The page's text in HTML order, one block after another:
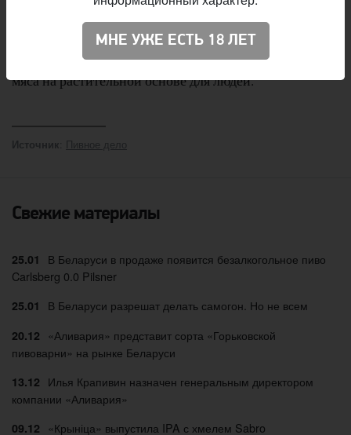
использует в пивоварении, идёт на корм для скота. Но
в AB InBev утверждают, что нашли потенциального
партнёра для преобразования остатков на заменитель
мяса на растительной основе для людей.
Источник Пивное дело
Свежие материалы
25.01
В Беларуси в продаже появится безалкогольное пиво
Carlsberg 0.0 Pilsner
25.01 В Беларуси разрешат делать самогон. Но не всем
20.12
«Аливария» представит сорта «Горьковской
пивоварни» на рынке Беларуси
13.12 Илья Крапивин назначен генеральным директором
компании «Аливария»
09.12 «Крыніца» выпустила IPA с хмелем Sabro
МНЕ УЖЕ ЕСТЬ 18 ЛЕТ